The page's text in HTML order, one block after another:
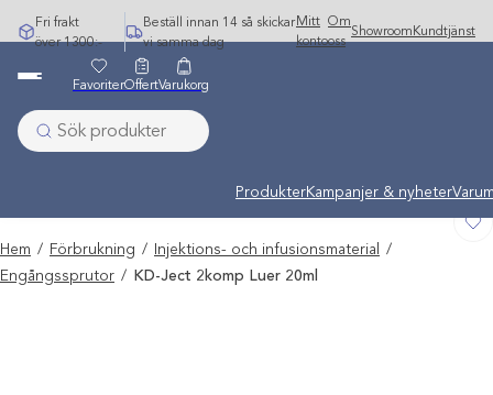
Hoppa
till
Fri frakt
över 1300:-
Beställ innan 14 så skickar
vi samma dag
Mitt
konto
Om
oss
Showroom Kundtjänst
Undermeny stängd: Varumärken
ProdukterKampanjer & nyheter
FavoriterOffertVarukorg
Hem / Förbrukning / Injektions- och infusionsmaterial /
Engångssprutor / KD-Ject 2komp Luer 20ml